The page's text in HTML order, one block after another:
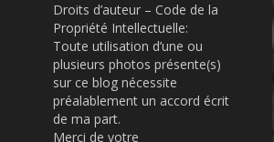
Droits d’auteur – Code de la
Propriété Intellectuelle:
Toute utilisation d’une ou
plusieurs photos présente(s)
sur ce blog nécessite
préalablement un accord écrit
de ma part.
Merci de votre